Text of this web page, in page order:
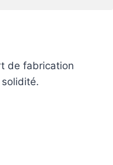
de fabrication